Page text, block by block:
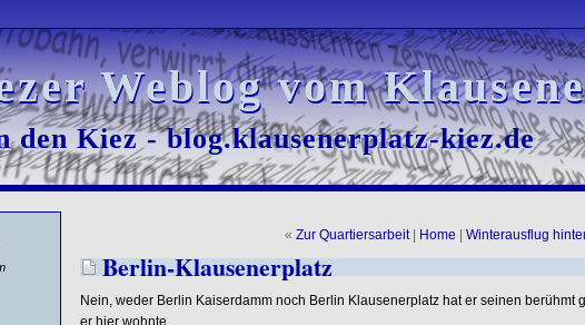
Weblog vom
Weblog vom
den Kiez - blog.klausenerplatz-kiez.de
den Kiez - blog.klausenerplatz-kiez.de
« Zur Quartiersarbeit| Home Winterausflug
Berlin-Klausenerplatz
Nein, weder Berlin Kaiserdamm noch Berlin Klausenerplatz hat er seinen berühmt
er hier wohnte.